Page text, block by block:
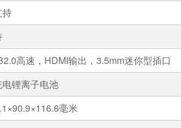
持
高速，HDMI输出，3.5mm迷你型插口
锂离子电池
毫米